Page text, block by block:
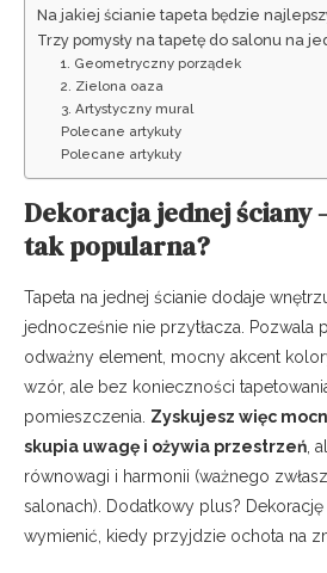
Na jakiej ścianie tapeta będzie
Trzy pomysły na tapetę do salonu na
1. Geometryczny porządek
2. Zielona oaza
3. Artystyczny mural
Polecane artykuły
Polecane artykuły
Dekoracja jednej ściany
tak popularna?
Tapeta na jednej ścianie dodaje
jednocześnie nie przytłacza. Pozwala
odważny element, mocny akcent
wzór, ale bez konieczności
pomieszczenia. Zyskujesz więc
skupia uwagę i ożywia przestrzeń ,
równowagi i harmonii (ważnego
salonach). Dodatkowy plus? Dekorację
wymienić, kiedy przyjdzie ochota na